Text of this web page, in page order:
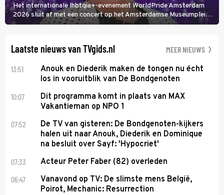
Het internationale lhbtqia+-evenement WorldPride Amsterdam
2026 sluit af met een concert op het Amsterdamse Museumplein.
Anita Doth is een van de optredende artiesten. In de jaren 90
Laatste nieuws van TVgids.nl MEER NIEUWS
13:51
Anouk en Diederik maken de tongen nu écht
los in vooruitblik van De Bondgenoten
10:07
Dit programma komt in plaats van MAX
Vakantieman op NPO 1
07:52
De TV van gisteren: De Bondgenoten-kijkers
halen uit naar Anouk, Diederik en Dominique
na besluit over Sayf: 'Hypocriet'
07:33 Acteur Peter Faber (82) overleden
06:47
Vanavond op TV: De slimste mens België,
Poirot, Mechanic: Resurrection